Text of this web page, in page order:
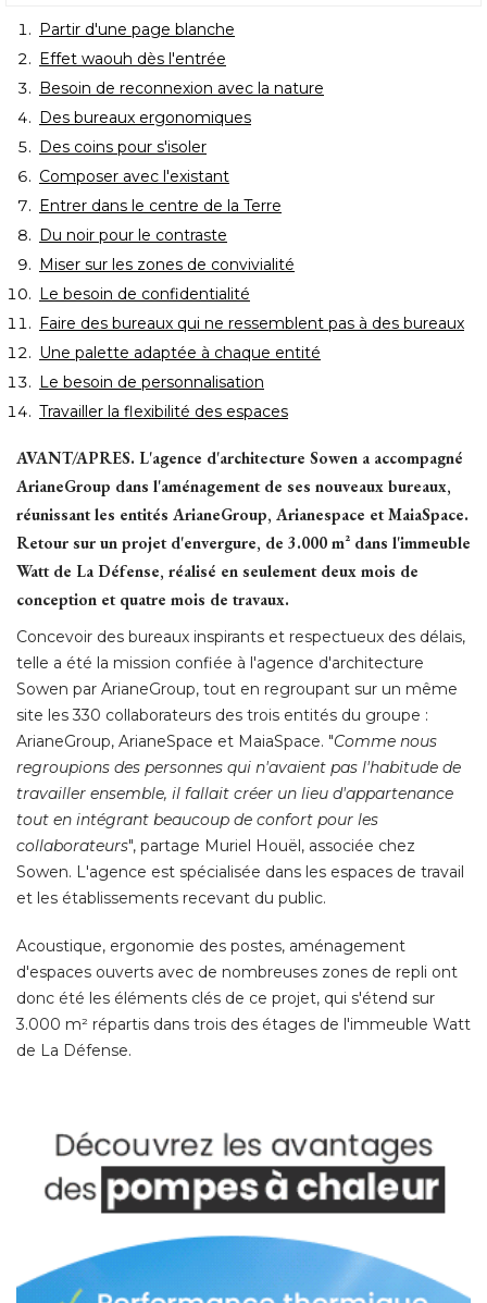
Partir d'une page blanche
Effet waouh dès l'entrée
Besoin de reconnexion avec la nature
Des bureaux ergonomiques
Des coins pour s'isoler
Composer avec l'existant
Entrer dans le centre de la Terre
Du noir pour le contraste
Miser sur les zones de convivialité
Le besoin de confidentialité
Faire des bureaux qui ne ressemblent pas à des bureaux
Une palette adaptée à chaque entité
Le besoin de personnalisation
Travailler la flexibilité des espaces
AVANT/APRES. L'agence d'architecture Sowen a accompagné
ArianeGroup dans l'aménagement de ses nouveaux bureaux,
réunissant les entités ArianeGroup, Arianespace et MaiaSpace.
Retour sur un projet d'envergure, de 3.000 m² dans l'immeuble
Watt de La Défense, réalisé en seulement deux mois de
conception et quatre mois de travaux.
Concevoir des bureaux inspirants et respectueux des délais,
telle a été la mission confiée à l'agence d'architecture
Sowen par ArianeGroup, tout en regroupant sur un même
site les 330 collaborateurs des trois entités du groupe :
ArianeGroup, ArianeSpace et MaiaSpace. "Comme nous
regroupions des personnes qui n'avaient pas l'habitude de
travailler ensemble, il fallait créer un lieu d'appartenance
tout en intégrant beaucoup de confort pour les
collaborateurs", partage Muriel Houël, associée chez
Sowen. L'agence est spécialisée dans les espaces de travail
et les établissements recevant du public.
Acoustique, ergonomie des postes, aménagement
d'espaces ouverts avec de nombreuses zones de repli ont
donc été les éléments clés de ce projet, qui s'étend sur
3.000 m² répartis dans trois des étages de l'immeuble Watt
de La Défense.